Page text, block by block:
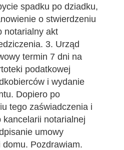
spadku po dziadku,
o stwierdzeniu
notarialny akt
3. Urząd
termin 7 dni na
podatkowej
i wydanie
Dopiero po
tego zaświadczenia i
notarialnej
umowy
domu. Pozdrawiam.